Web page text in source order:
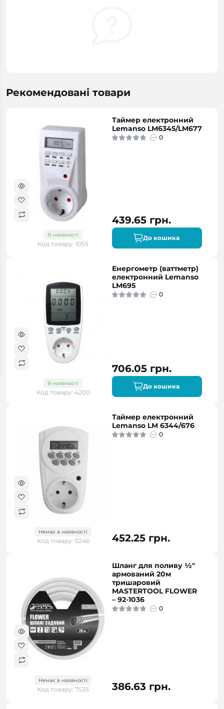
Рекомендовані товари
В наявності
Код товару: 1055
Таймер електронний
Lemanso LM6345/LM677
0
439.65 грн.
До кошика
В наявності
Код товару: 4200
Енергометр (ваттметр)
електронний Lemanso
LM695
0
706.05 грн.
До кошика
Немає в наявності
Код товару: 5246
Таймер електронний
Lemanso LM 6344/676
0
452.25 грн.
Немає в наявності
Код товару: 7535
Шланг для поливу ½"
армований 20м
тришаровий
MASTERTOOL FLOWER
– 92-1036
0
386.63 грн.